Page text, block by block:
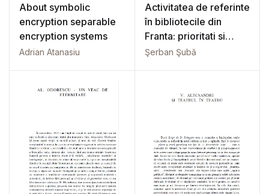
About symbolic
encryption separable
encryption systems
Adrian Atanasiu
Activitatea de referinte
în bibliotecile din
Franta: prioritati si
dileme
Şerban Şubă